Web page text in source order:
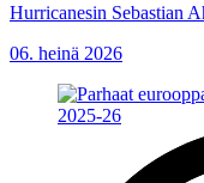
Hurricanesin Sebastian
06. heinä 2026